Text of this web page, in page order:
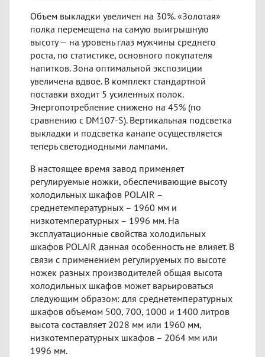
Объем выкладки увеличен на 30%. «Золотая»
полка перемещена на самую выигрышную
высоту — на уровень глаз мужчины среднего
роста, по статистике, основного покупателя
напитков. Зона оптимальной экспозиции
увеличена вдвое. В комплект стандартной
поставки входит 5 усиленных полок.
Энергопотребление снижено на 45% (по
сравнению с DM107-S). Вертикальная подсветка
выкладки и подсветка канапе осуществляется
теперь светодиодными лампами.
В настоящее время завод применяет
регулируемые ножки, обеспечивающие высоту
холодильных шкафов POLAIR –
среднетемпературных – 1960 мм и
низкотемпературных – 1996 мм. На
эксплуатационные свойства холодильных
шкафов POLAIR данная особенность не влияет. В
связи с применением регулируемых по высоте
ножек разных производителей общая высота
холодильных шкафов может варьироваться
следующим образом: для среднетемпературных
шкафов объемом 500, 700, 1000 и 1400 литров
высота составляет 2028 мм или 1960 мм,
низкотемпературных шкафов – 2064 мм или
1996 мм.